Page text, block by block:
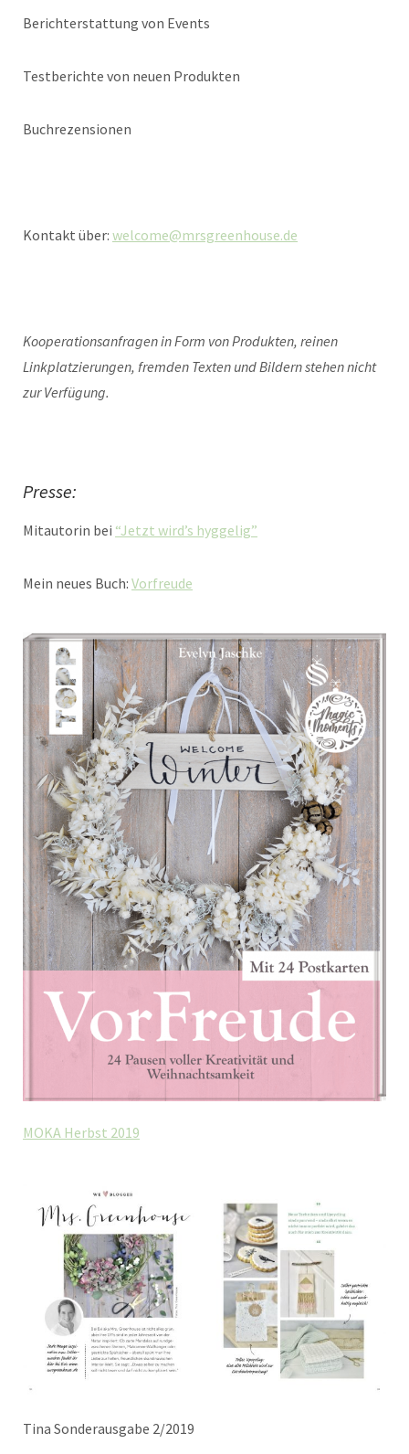
Berichterstattung von Events
Testberichte von neuen Produkten
Buchrezensionen
Kontakt über: welcome@mrsgreenhouse.de
Kooperationsanfragen in Form von Produkten, reinen
Linkplatzierungen, fremden Texten und Bildern stehen nicht
zur Verfügung.
Presse:
Mitautorin bei “Jetzt wird’s hyggelig”
Mein neues Buch: Vorfreude
MOKA Herbst 2019
Tina Sonderausgabe 2/2019